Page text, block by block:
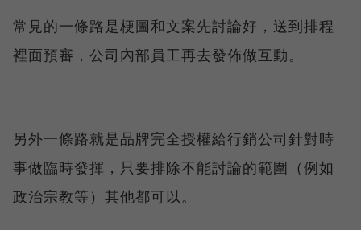
常見的一條路是梗圖和文案先討論好，送到排程
裡面預審，公司內部員工再去發佈做互動。
另外一條路就是品牌完全授權給行銷公司針對時
事做臨時發揮，只要排除不能討論的範圍（例如
政治宗教等）其他都可以。